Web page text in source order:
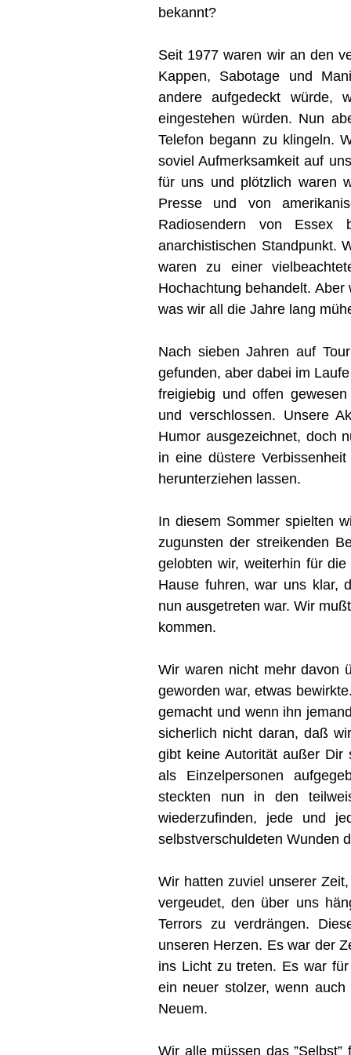
bekannt?
Seit 1977 waren wir an den
Kappen, Sabotage und
andere aufgedeckt würde,
eingestehen würden. Nun
Telefon begann zu klingeln.
soviel Aufmerksamkeit auf
für uns und plötzlich waren
Presse und von
Radiosendern von
anarchistischen Standpunkt.
waren zu einer
Hochachtung behandelt.
was wir all die Jahre lang
Nach sieben Jahren auf
gefunden, aber dabei im
freigiebig und offen
und verschlossen. Unsere
Humor ausgezeichnet, doch
in eine düstere
herunterziehen lassen.
In diesem Sommer spielten
zugunsten der streikenden
gelobten wir, weiterhin für
Hause fuhren, war uns klar,
nun ausgetreten war. Wir
kommen.
Wir waren nicht mehr davon
geworden war, etwas
gemacht und wenn ihn
sicherlich nicht daran, daß
gibt keine Autorität außer Dir
als Einzelpersonen
steckten nun in den
wiederzufinden, jede und
selbstverschuldeten Wunden
Wir hatten zuviel unserer
vergeudet, den über uns
Terrors zu verdrängen.
unseren Herzen. Es war der
ins Licht zu treten. Es war
ein neuer stolzer, wenn
Neuem.
Wir alle müssen das